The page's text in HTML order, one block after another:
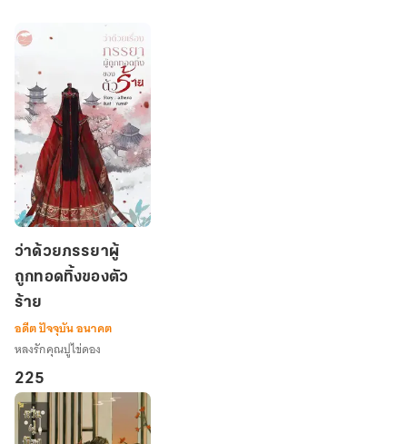
ด้วย
ภรรยา
ผู้
ถูก
ทอด
ทิ้ง
ของ
ตัว
ร้าย
ว่าด้วยภรรยาผู้
ถูกทอดทิ้งของตัว
ร้าย
อดีต ปัจจุบัน อนาคต
หลงรักคุณปูไข่ดอง
225